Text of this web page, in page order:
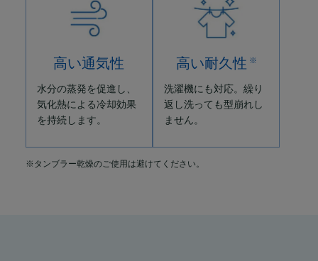
高い通気性
水分の蒸発を促進し、
気化熱による冷却効果
を持続します。
高い耐久性 ※
洗濯機にも対応。繰り
返し洗っても型崩れし
ません。
※タンブラー乾燥のご使用は避けてください。